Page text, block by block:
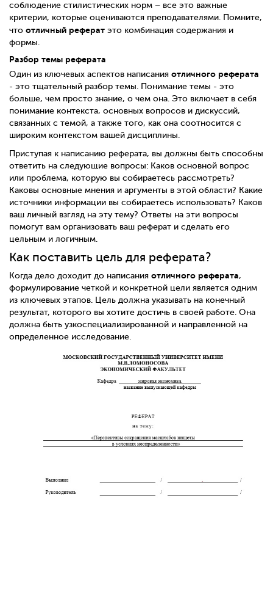
соблюдение стилистических норм – все это важные
критерии, которые оцениваются преподавателями. Помните,
что отличный реферат это комбинация содержания и
формы.
Разбор темы реферата
Один из ключевых аспектов написания отличного реферата
- это тщательный разбор темы. Понимание темы - это
больше, чем просто знание, о чем она. Это включает в себя
понимание контекста, основных вопросов и дискуссий,
связанных с темой, а также того, как она соотносится с
широким контекстом вашей дисциплины.
Приступая к написанию реферата, вы должны быть способны
ответить на следующие вопросы: Каков основной вопрос
или проблема, которую вы собираетесь рассмотреть?
Каковы основные мнения и аргументы в этой области? Какие
источники информации вы собираетесь использовать? Каков
ваш личный взгляд на эту тему? Ответы на эти вопросы
помогут вам организовать ваш реферат и сделать его
цельным и логичным.
Как поставить цель для реферата?
Когда дело доходит до написания отличного реферата,
формулирование четкой и конкретной цели является одним
из ключевых этапов. Цель должна указывать на конечный
результат, которого вы хотите достичь в своей работе. Она
должна быть узкоспециализированной и направленной на
определенное исследование.